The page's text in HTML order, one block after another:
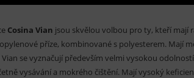
Cosina Vian jsou skvělou volbou pro ty, kteří mají
příze, kombinované s polyesterem. Mají
Vian se vyznačují především velmi vysokou
vysávání a mokrého čištění. Mají vysoký